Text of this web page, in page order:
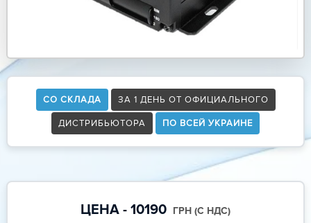
СО СКЛАДА ЗА 1 ДЕНЬ ОТ ОФИЦИАЛЬНОГО
ДИСТРИБЬЮТОРА ПО ВСЕЙ УКРАИНЕ
ЦЕНА - 10190 ГРН (С НДС)